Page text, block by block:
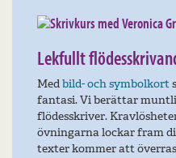
Lekfullt
Medbild- och symbolkort
fantasi. Vi berättar
flödesskriver.
övningarna lockar fram
texter kommer att